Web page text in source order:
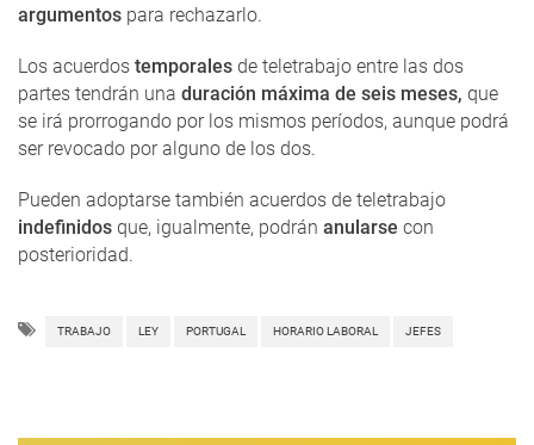
argumentos para rechazarlo.
Los acuerdos temporales de teletrabajo entre las dos
partes tendrán una duración máxima de seis meses, que
se irá prorrogando por los mismos períodos, aunque podrá
ser revocado por alguno de los dos.
Pueden adoptarse también acuerdos de teletrabajo
indefinidos que, igualmente, podrán anularse con
posterioridad.
TRABAJO LEY PORTUGAL HORARIO LABORAL JEFES